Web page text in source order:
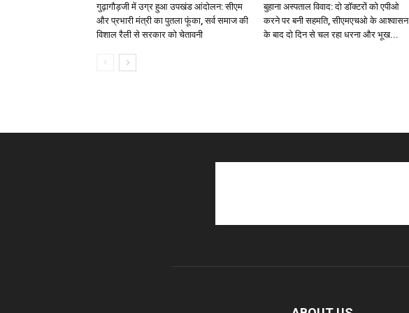
गुढ़ागौड़जी में उग्र हुआ उपखंड आंदोलन: सीएम
और प्रभारी मंत्री का पुतला फूंका, सर्व समाज की
विशाल रैली से सरकार को चेतावनी
बुहाना अस्पताल विवाद: दो डॉक्टरों को एपीओ
करने पर बनी सहमति, सीएमएचओ के आश्वासन
के बाद दो दिन से चल रहा धरना और भूख...